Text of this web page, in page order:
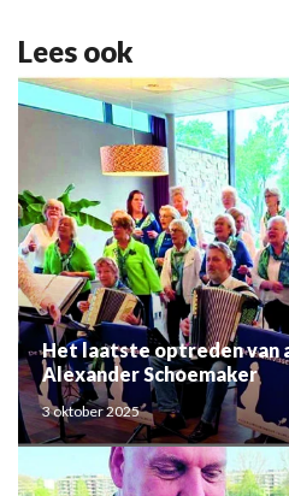
Lees ook
Het laatste optreden van
Alexander Schoemaker
3 oktober 2025